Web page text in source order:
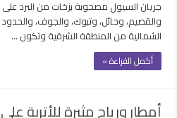
جريان السيول مصحوبة بزخات من البرد على
والقصيم، وحائل، وتبوك، والجوف، والحدود
الشمالية من المنطقة الشرقية وتكون …
أكمل القراءة »
أمطار ورياح مثيرة للأتربة